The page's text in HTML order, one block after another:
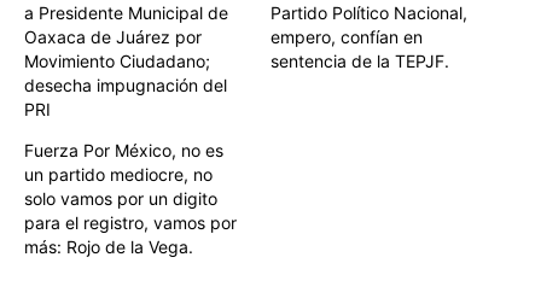
a Presidente Municipal de
Oaxaca de Juárez por
Movimiento Ciudadano;
desecha impugnación del
PRI
Partido Político Nacional,
empero, confían en
sentencia de la TEPJF.
Fuerza Por México, no es
un partido mediocre, no
solo vamos por un digito
para el registro, vamos por
más: Rojo de la Vega.